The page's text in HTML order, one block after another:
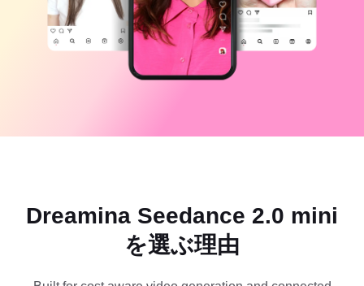
キャプションテンプレート
カスタム音声
ノイズ軽減
カスタムデザイン
その他
ハウツーガイド
ピックアップ
テンプレートのトレンドとヒント
その他
振り返りのテンプレート
ニュースルーム
CapCutの利用規約について
Dreamina Seedance 2.0 mini
を選ぶ理由